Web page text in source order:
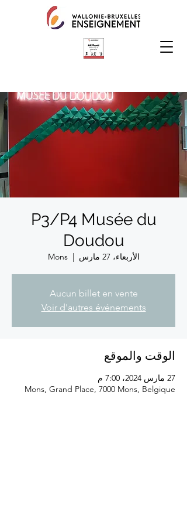
P3/P4 Musée du
Doudou
الأربعاء، 27 مارس
  |
Mons
Aucun billet en vente
Voir d'autres événements
الوقت والموقع
27 مارس 2024، 7:00 م
Mons, Grand Place, 7000 Mons, Belgique